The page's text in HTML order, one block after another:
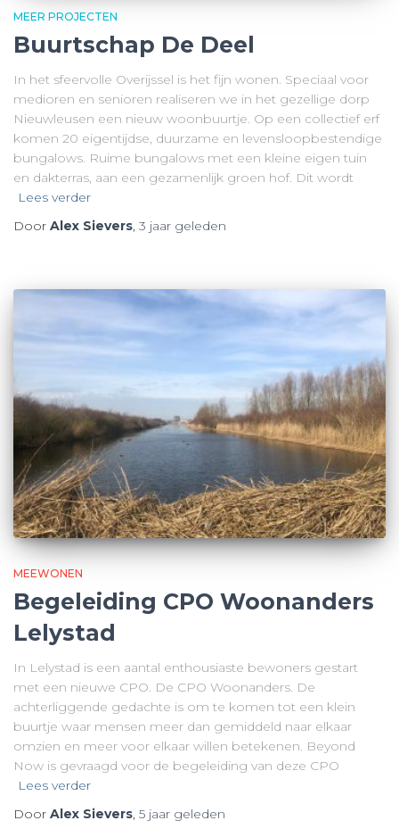
MEER PROJECTEN
Buurtschap De Deel
In het sfeervolle Overijssel is het fijn wonen. Speciaal voor
medioren en senioren realiseren we in het gezellige dorp
Nieuwleusen een nieuw woonbuurtje. Op een collectief erf
komen 20 eigentijdse, duurzame en levensloopbestendige
bungalows. Ruime bungalows met een kleine eigen tuin
en dakterras, aan een gezamenlijk groen hof. Dit wordt
Lees verder
Door Alex Sievers, 3 jaar geleden
MEEWONEN
Begeleiding CPO Woonanders
Lelystad
In Lelystad is een aantal enthousiaste bewoners gestart
met een nieuwe CPO. De CPO Woonanders. De
achterliggende gedachte is om te komen tot een klein
buurtje waar mensen meer dan gemiddeld naar elkaar
omzien en meer voor elkaar willen betekenen. Beyond
Now is gevraagd voor de begeleiding van deze CPO
Lees verder
Door Alex Sievers, 5 jaar geleden